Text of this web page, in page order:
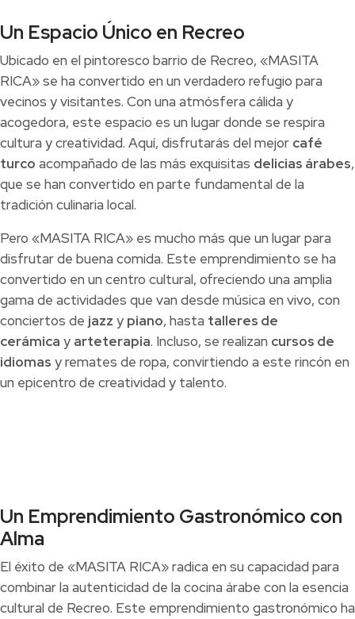
Un Espacio Único en Recreo
Ubicado en el pintoresco barrio de Recreo, «MASITA
RICA» se ha convertido en un verdadero refugio para
vecinos y visitantes. Con una atmósfera cálida y
acogedora, este espacio es un lugar donde se respira
cultura y creatividad. Aquí, disfrutarás del mejor café
turco acompañado de las más exquisitas delicias árabes,
que se han convertido en parte fundamental de la
tradición culinaria local.
Pero «MASITA RICA» es mucho más que un lugar para
disfrutar de buena comida. Este emprendimiento se ha
convertido en un centro cultural, ofreciendo una amplia
gama de actividades que van desde música en vivo, con
conciertos de jazz y piano, hasta talleres de
cerámica y arteterapia. Incluso, se realizan cursos de
idiomas y remates de ropa, convirtiendo a este rincón en
un epicentro de creatividad y talento.
Un Emprendimiento Gastronómico con
Alma
El éxito de «MASITA RICA» radica en su capacidad para
combinar la autenticidad de la cocina árabe con la esencia
cultural de Recreo. Este emprendimiento gastronómico ha